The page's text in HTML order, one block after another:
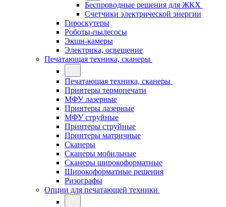
Беспроводные решения для ЖКХ
Счетчики электрической энергии
Гироскутеры
Роботы-пылесосы
Экшн-камеры
Электрика, освещение
Печатающая техника, сканеры
Печатающая техника, сканеры
Принтеры термопечати
МФУ лазерные
Принтеры лазерные
МФУ струйные
Принтеры струйные
Принтеры матричные
Сканеры
Сканеры мобильные
Сканеры широкоформатные
Широкоформатные решения
Ризографы
Опции для печатающей техники